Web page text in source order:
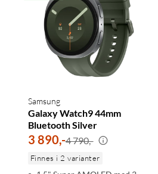
Samsung
Galaxy Watch9 44mm
Bluetooth Silver
3 890,-4 790,-
Finnes i 2 varianter